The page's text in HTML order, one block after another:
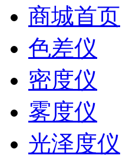
商城首页
色差仪
密度仪
雾度仪
光泽度仪